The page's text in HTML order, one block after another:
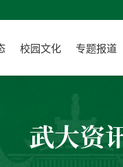
校园文化 专题报道
武大资